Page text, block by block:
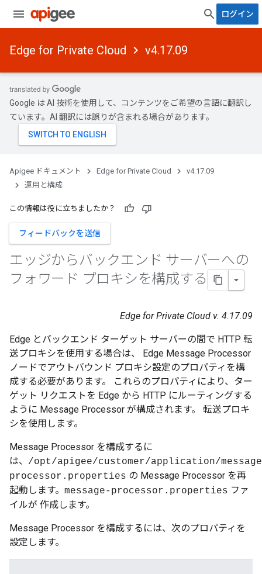
ログイン
Edge for Private Cloud v4.17.09
Google は AI 技術を使用して、コンテンツをご希望の言語に翻訳し
ています。AI 翻訳には誤りが含まれる場合があります。
Apigee ドキュメント Edge for Private Cloud
v4.17.09
運用と構成
この情報は役に立ちましたか？
フィードバックを送信
エッジからバックエンド サーバーへの
フォワード プロキシを構成する
Edge for Private Cloud v. 4.17.09
Edge とバックエンド ターゲット サーバーの間で HTTP 転
送プロキシを使用する場合は、 Edge Message Processor
ノードでアウトバウンド プロキシ設定のプロパティを構
成する必要があります。 これらのプロパティにより、ター
ゲット リクエストを Edge から HTTP にルーティングする
ように Message Processor が構成されます。 転送プロキ
シを使用します。
Message Processor を構成するに
は、 /opt/apigee/customer/application/
processor.properties の Message Processor を再
起動します。 message-processor.properties ファ
イルが 作成します。
Message Processor を構成するには、次のプロパティを
設定します。